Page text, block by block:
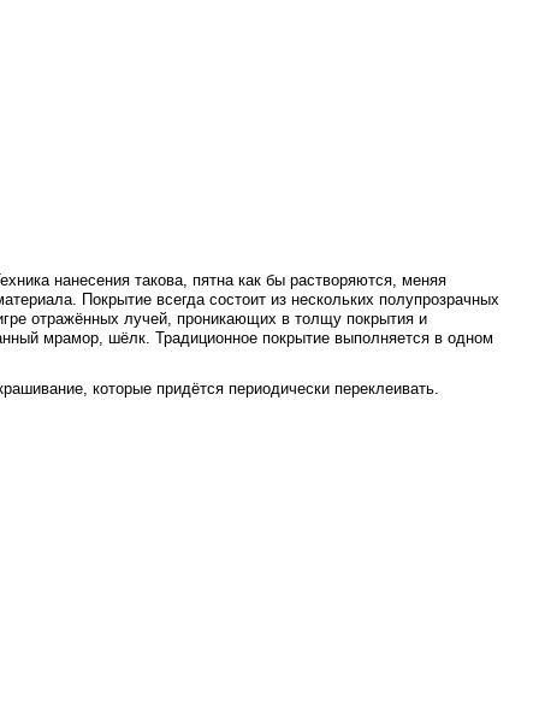
нанесения такова, пятна как бы растворяются, меняя
Покрытие всегда состоит из нескольких полупрозрачных
отражённых лучей, проникающих в толщу покрытия и
мрамор, шёлк. Традиционное покрытие выполняется в одном
которые придётся периодически переклеивать.